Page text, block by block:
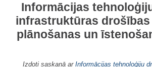
Informācijas
infrastruktūras drošības
plānošanas un
Izdoti saskaņā ar Informācijas tehnoloģiju